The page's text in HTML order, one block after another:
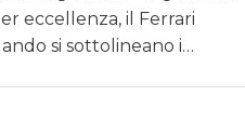
eccellenza, il Ferrari
si sottolineano i…